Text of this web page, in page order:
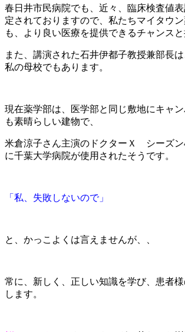
春日井市民病院でも、近々、臨床検査値
定されておりますので、私たちマイタウ
も、より良い医療を提供できるチャンスと
また、講演された石井伊都子教授兼部長
私の母校でもあります。
現在薬学部は、医学部と同じ敷地にキャ
も素晴らしい建物で、
米倉涼子さん主演のドクターＸ シーズン
に千葉大学病院が使用されたそうです。
「私、失敗しないので」
と、かっこよくは言えませんが、、
常に、新しく、正しい知識を学び、患者
します。